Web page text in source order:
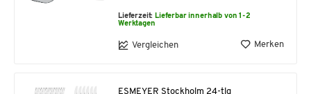
Lieferzeit: Lieferbar innerhalb von 1-2
Werktagen
Vergleichen Merken
ESMEYER Stockholm 24-tlg